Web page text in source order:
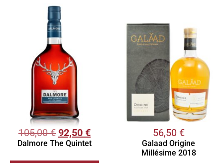
105,00€ 92,50 €
Dalmore The Quintet
56,50 €
Galaad Origine
Millésime 2018